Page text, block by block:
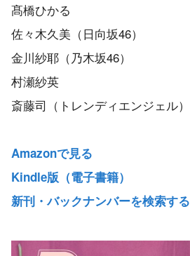
髙橋ひかる
佐々木久美（日向坂46）
金川紗耶（乃木坂46）
村瀬紗英
斎藤司（トレンディエンジェル）
Amazonで見る
Kindle版（電子書籍）
新刊・バックナンバーを検索する